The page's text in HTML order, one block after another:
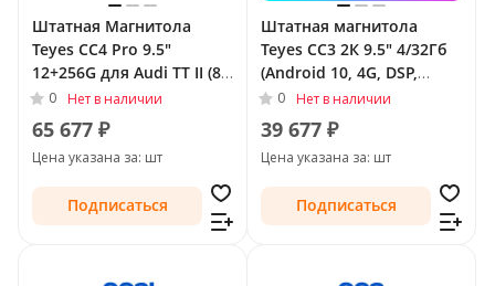
Штатная Магнитола
Teyes CC4 Pro 9.5"
12+256G для Audi TT II (8J)
2006 - 2010
0 Нет в наличии
65 677 ₽
Цена указана за: шт
Подписаться
Штатная магнитола
Teyes CC3 2К 9.5" 4/32Гб
(Android 10, 4G, DSP,
QLed) для Audi TT II (8J)
2006 - 2010
0 Нет в наличии
39 677 ₽
Цена указана за: шт
Подписаться